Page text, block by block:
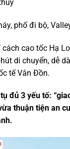
phố đi bộ,
cao tốc Hạ
di chuyển, dễ
tế Vân Đồn.
đủ 3 yếu tố:
thuận tiện an